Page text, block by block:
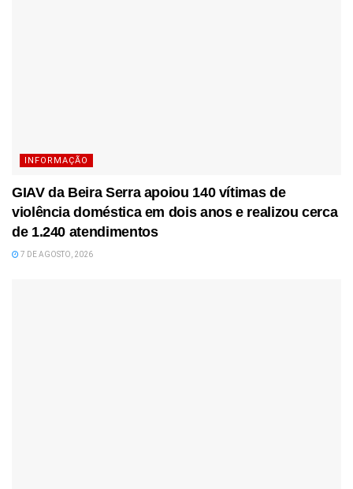
INFORMAÇÃO
GIAV da Beira Serra apoiou 140 vítimas de
violência doméstica em dois anos e realizou cerca
de 1.240 atendimentos
7 DE AGOSTO, 2026